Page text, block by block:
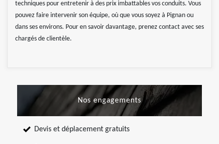
techniques pour entretenir à des prix imbattables vos conduits. Vous
pouvez faire intervenir son équipe, où que vous soyez à Pignan ou
dans ses environs. Pour en savoir davantage, prenez contact avec ses
chargés de clientèle.
Nos engagements
Devis et déplacement gratuits